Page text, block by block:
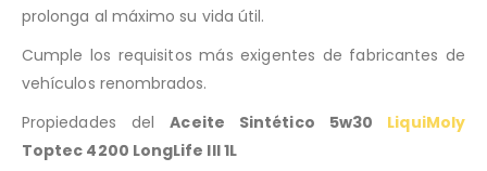
prolonga al máximo su vida útil.
Cumple los requisitos más exigentes de fabricantes de
vehículos renombrados.
Propiedades delAceite Sintético 5w30 LiquiMoly
Toptec 4200 LongLife III 1L